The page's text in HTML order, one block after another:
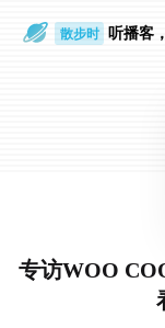
散步时 听播客
专访WOO